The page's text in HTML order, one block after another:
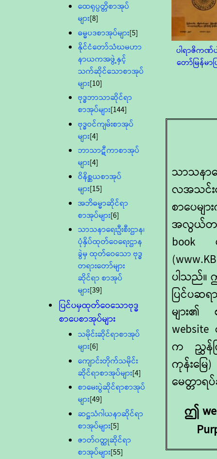
ထေရုပ္ပတ္တိစာအုပ်
များ[8]
ဓမ္မပဒစာအုပ်များ[5]
နိုင်ငံတော်သံဃမဟာ
နာယကအဖွဲ့နှင့်
သက်ဆိုင်သောစာအုပ်
များ[10]
ဗုဒ္ဓဘာသာဆိုင်ရာ
စာအုပ်များ[144]
ဗုဒ္ဓဝင်ကျမ်းစာအုပ်
များ[4]
ဘာသာဋီကာစာအုပ်
များ[4]
ဝိနိစ္ဆယစာအုပ်
များ[15]
အဘိဓမ္မာဆိုင်ရာ
စာအုပ်များ[6]
သာသနာရေးဦးစီးဌာန၊
ပုံနှိပ်ထုတ်ဝေရေးဌာန
ခွဲမှ ထုတ်ဝေသော ဗုဒ္ဓ
တရားတော်များ
ဆိုင်ရာ စာအုပ်
များ[39]
ပြင်ပမှထုတ်ဝေသောဗုဒ္ဓ
စာပေစာအုပ်များ
သမိုင်းဆိုင်ရာစာအုပ်
များ[6]
ကျောင်းတိုက်သမိုင်း
ဆိုင်ရာစာအုပ်များ[4]
စာမေးပွဲဆိုင်ရာစာအုပ်
များ[49]
ဆဋ္ဌသံဂါယနာဆိုင်ရာ
စာအုပ်များ[5]
ဇာတ်၀တ္ထုဆိုင်ရာ
စာအုပ်များ[55]
ပါရာဇိကဏ်
တော်မြန်မာ
သာသနာတ
လအသင်း
စာပေမ
အလွယ်တ
book
ပါသည်။
ပြင်ပဆ
များ၏
က ညွှန်ကြ
ကုန်းမြ
မေတ္တာ
ဤ